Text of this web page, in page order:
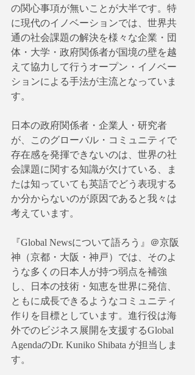
の関心事項が無いことが大半です。特
に現代のイノベーションでは、世界共
通の社会課題の解決を様々な企業・団
体・大学・政府関係者が国境の壁を越
えて協力して行うオープン・イノベー
ションによる手法が主流となっていま
す。
日本の政府関係者・企業人・研究者
が、このグローバル・コミュニティで
存在感を発揮できないのは、世界の社
会課題に関する知識が欠けている、ま
たは知っていても英語でどう表現する
か分からないのが原因であると我々は
考えています。
『Global Newsについて語ろう』＠京阪
神（京都・大阪・神戸）では、そのよ
うな多くの日本人が持つ弱点を補強
し、日本の技術・知恵を世界に発信、
ともに成長できるようなコミュニティ
作りを目標としています。進行役は海
外でのビジネス展開を支援するGlobal
AgendaのDr. Kuniko Shibata が担当しま
す。